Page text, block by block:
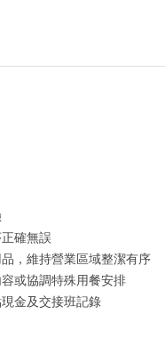
確無誤
，維持營業區域整潔有序
或協調特殊用餐安排
金及交接班記錄